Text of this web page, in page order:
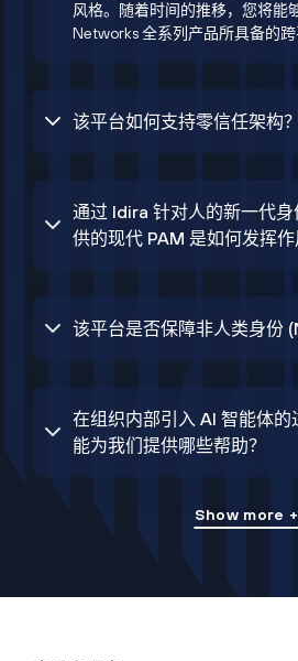
风格。随着时间的推移，您将能
Networks 全系列产品所具备的跨
该平台如何支持零信任架构？
通过 Idira 针对人的新一代
供的现代 PAM 是如何发挥作
该平台是否保障非人类身份
在组织内部引入 AI 智能体
能为我们提供哪些帮助？
Show more +